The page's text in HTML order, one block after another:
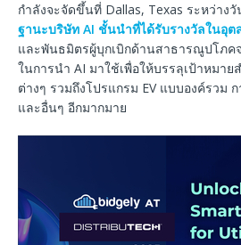
กำลังจะจัดขึ้นที่ Dallas, Texas ระหว่าง
ฐานะบริษัท AI ชั้นนำที่ได้รับรางวัลในอุต
และพันธมิตรผู้บุกเบิกด้านสาธารณูปโภค
ในการนำ AI มาใช้เพื่อให้บรรลุเป้าหมา
ต่างๆ รวมถึงโปรแกรม EV แบบองค์รวม
และอื่นๆ อีกมากมาย